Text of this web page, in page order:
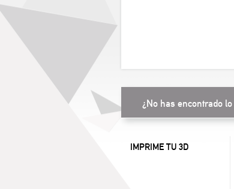
¿No has encontrado
IMPRIME TU 3D